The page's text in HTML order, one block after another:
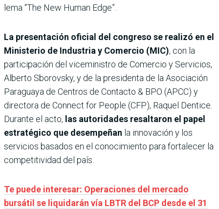
lema “The New Human Edge”.
La presentación oficial del congreso se realizó en el
Ministerio de Industria y Comercio (MIC), con la
participación del viceministro de Comercio y Servicios,
Alberto Sborovsky, y de la presidenta de la Asociación
Paraguaya de Centros de Contacto & BPO (APCC) y
directora de Connect for People (CFP), Raquel Dentice.
Durante el acto, las autoridades resaltaron el papel
estratégico que desempeñan la innovación y los
servicios basados en el conocimiento para fortalecer la
competitividad del país.
Te puede interesar: Operaciones del mercado
bursátil se liquidarán vía LBTR del BCP desde el 31